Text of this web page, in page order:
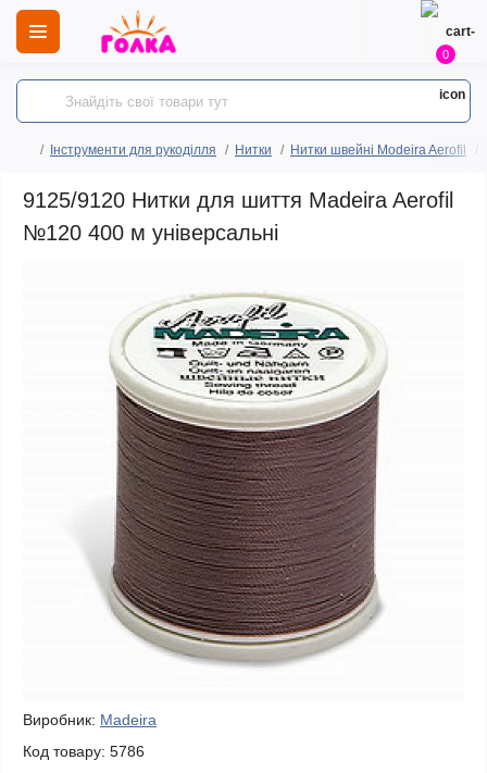
0
Інструменти для рукоділля Нитки Нитки швейні Modeira Aerofil
9125/9120 Нитки для шиття Madeira Aerofil
№120 400 м універсальні
Виробник: Madeira
Код товару: 5786